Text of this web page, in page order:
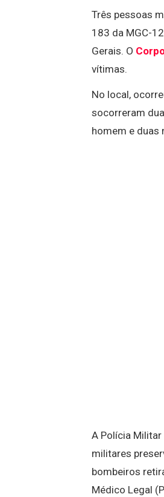
Três pessoas
183 da MGC-
Gerais. O
vítimas.
No local,
socorreram
homem e duas
A Polícia
militares
bombeiros
Médico Legal